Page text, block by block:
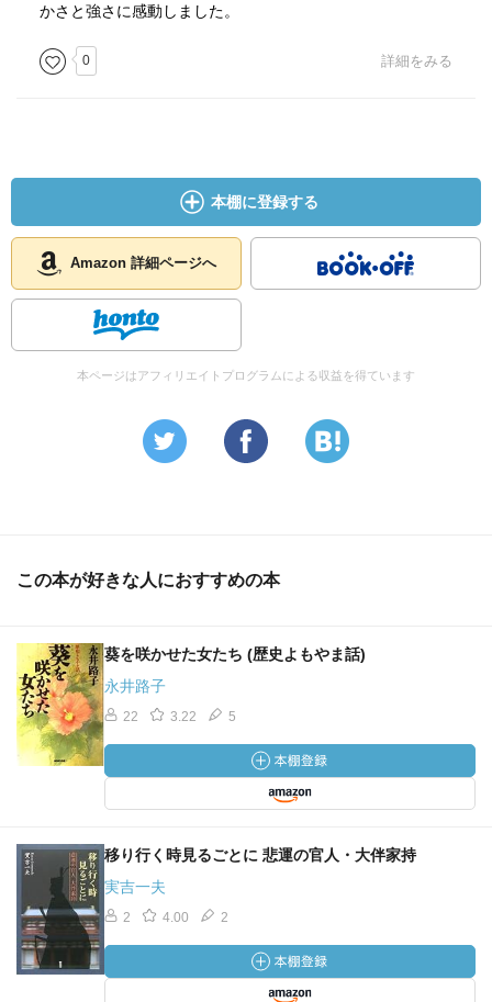
かさと強さに感動しました。
0 詳細をみる
本棚に登録する
Amazon 詳細ページへ
本ページはアフィリエイトプログラムによる収益を得ています
この本が好きな人におすすめの本
葵を咲かせた女たち (歴史よもやま話)
永井路子
22 3.22 5
移り行く時見るごとに 悲運の官人・大伴家持
実吉一夫
2 4.00 2